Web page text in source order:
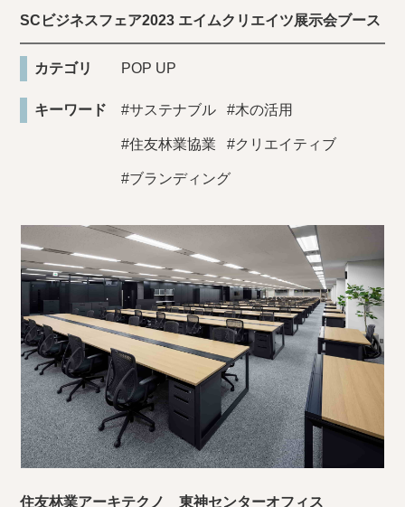
SCビジネスフェア2023 エイムクリエイツ展示会ブース
カテゴリ POP UP
キーワード #サステナブル #木の活用
#住友林業協業 #クリエイティブ
#ブランディング
住友林業アーキテクノ 東神センターオフィス